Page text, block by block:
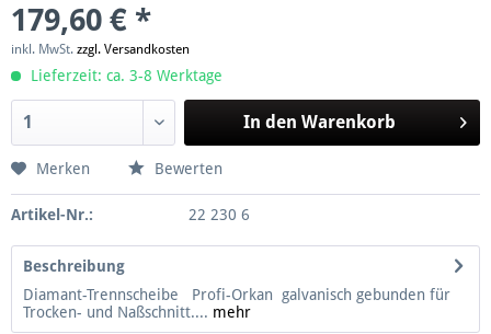
179,60 € *
inkl. MwSt. zzgl. Versandkosten
Lieferzeit: ca. 3-8 Werktage
In den Warenkorb
Merken Bewerten
Artikel-Nr.: 22 230 6
Beschreibung
Diamant-Trennscheibe Profi-Orkan galvanisch gebunden für
Trocken- und Naßschnitt.... mehr